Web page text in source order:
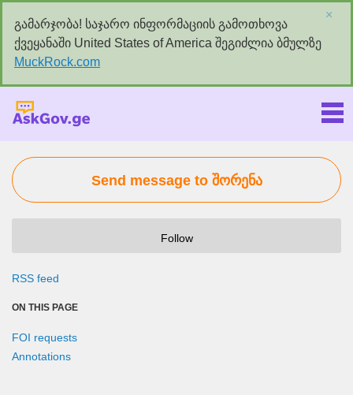
გამარჯობა! საჯარო ინფორმაციის გამოთხოვა
ქვეყანაში United States of America შეგიძლია ბმულზე
MuckRock.com
×
Send message to შორენა
Follow
RSS feed
ON THIS PAGE
FOI requests
Annotations